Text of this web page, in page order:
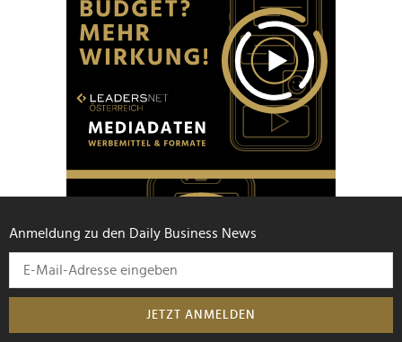
Anmeldung zu den Daily Business News
JETZT ANMELDEN